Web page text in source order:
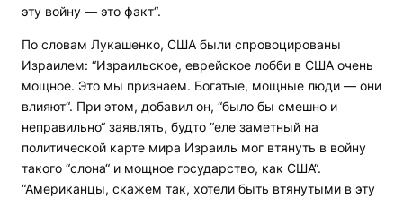
эту войну — это факт“.
По словам Лукашенко, США были спровоцированы
Израилем: “Израильское, еврейское лобби в США очень
мощное. Это мы признаем. Богатые, мощные люди — они
влияют“. При этом, добавил он, “было бы смешно и
неправильно“ заявлять, будто “еле заметный на
политической карте мира Израиль мог втянуть в войну
такого “слона“ и мощное государство, как США“.
“Американцы, скажем так, хотели быть втянутыми в эту